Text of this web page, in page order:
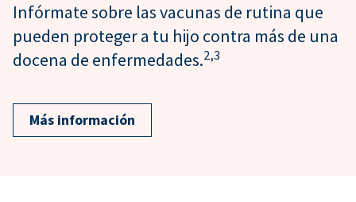
Infórmate sobre las vacunas de rutina que
pueden proteger a tu hijo contra más de una
docena de enfermedades.2,3
Más información